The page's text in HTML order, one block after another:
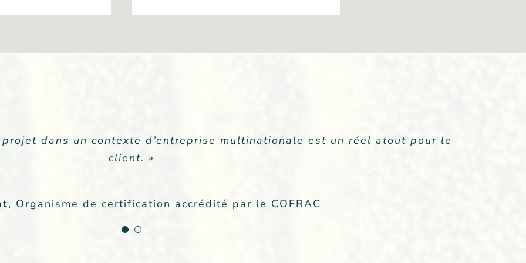
dans un contexte d’entreprise multinationale est un réel atout pour le
client. »
, Organisme de certification accrédité par le COFRAC
c’est la façon d’organiser l’ensemble de la mission. Positivéco crée le
de A à Z et fournit un livrable de qualité, à chaque fois. Un service clé en